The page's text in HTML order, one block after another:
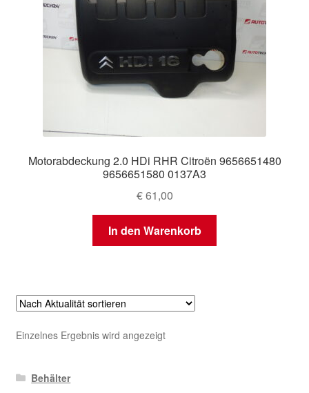
Motorabdeckung 2.0 HDi RHR Citroën 9656651480
9656651580 0137A3
€61,00
In den Warenkorb
Einzelnes Ergebnis wird angezeigt
Behälter